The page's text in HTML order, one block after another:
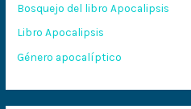
r
:
Bosquejo del libro Apocalipsis
Libro Apocalipsis
Género apocalíptico